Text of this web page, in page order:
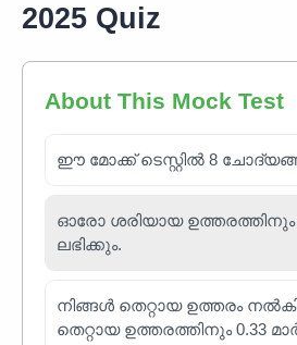
2025 Quiz
About This Mock Test
ഈ മോക്ക് ടെസ്റ്റിൽ 8
ഓരോ ശരിയായ ഉത്തരത്തിനും
ലഭിക്കും.
നിങ്ങൾ തെറ്റായ ഉത്തരം
തെറ്റായ ഉത്തരത്തിനും 0.33